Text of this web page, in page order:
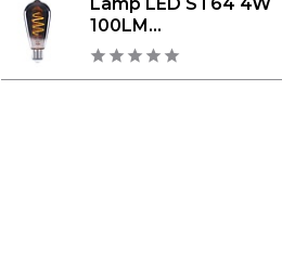
100LM...